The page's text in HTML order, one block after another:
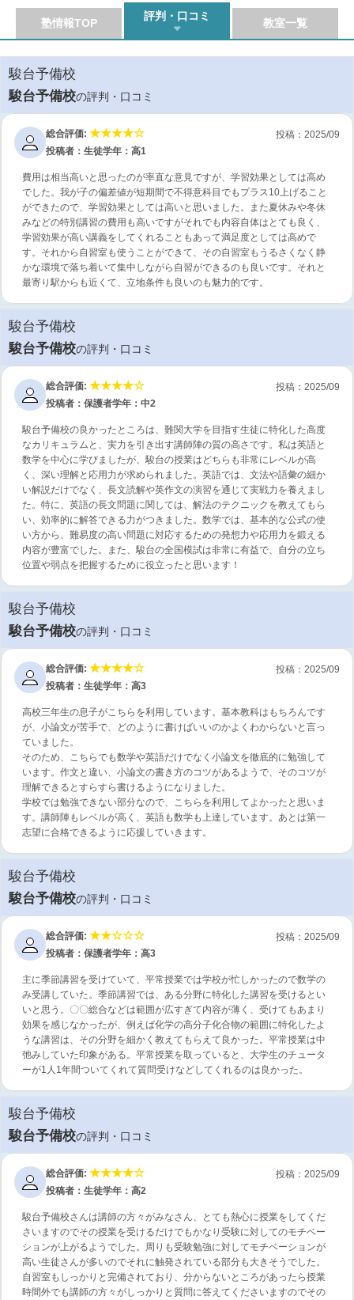
塾情報TOP
評判・口コミ
教室一覧
駿台予備校
駿台予備校の評判・口コミ
投稿：2025/09
総合評価:
投稿者：生徒学年：高1
費用は相当高いと思ったのが率直な意見ですが、学習効果としては高め
でした。我が子の偏差値が短期間で不得意科目でもプラス10上げること
ができたので、学習効果としては高いと思いました。また夏休みや冬休
みなどの特別講習の費用も高いですがそれでも内容自体はとても良く、
学習効果が高い講義をしてくれることもあって満足度としては高めで
す。それから自習室も使うことができて、その自習室もうるさくなく静
かな環境で落ち着いて集中しながら自習ができるのも良いです。それと
最寄り駅からも近くて、立地条件も良いのも魅力的です。
駿台予備校
駿台予備校の評判・口コミ
投稿：2025/09
総合評価:
投稿者：保護者学年：中2
駿台予備校の良かったところは、難関大学を目指す生徒に特化した高度
なカリキュラムと、実力を引き出す講師陣の質の高さです。私は英語と
数学を中心に学びましたが、駿台の授業はどちらも非常にレベルが高
く、深い理解と応用力が求められました。英語では、文法や語彙の細か
い解説だけでなく、長文読解や英作文の演習を通じて実戦力を養えまし
た。特に、英語の長文問題に関しては、解法のテクニックを教えてもら
い、効率的に解答できる力がつきました。数学では、基本的な公式の使
い方から、難易度の高い問題に対応するための発想力や応用力を鍛える
内容が豊富でした。また、駿台の全国模試は非常に有益で、自分の立ち
位置や弱点を把握するために役立ったと思います！
駿台予備校
駿台予備校の評判・口コミ
投稿：2025/09
総合評価:
投稿者：生徒学年：高3
高校三年生の息子がこちらを利用しています。基本教科はもちろんです
が、小論文が苦手で、どのように書けばいいのかよくわからないと言っ
ていました。
そのため、こちらでも数学や英語だけでなく小論文を徹底的に勉強して
います。作文と違い、小論文の書き方のコツがあるようで、そのコツが
理解できるとすらすら書けるようになりました。
学校では勉強できない部分なので、こちらを利用してよかったと思いま
す。講師陣もレベルが高く、英語も数学も上達しています。あとは第一
志望に合格できるように応援していきます。
駿台予備校
駿台予備校の評判・口コミ
投稿：2025/09
総合評価:
投稿者：保護者学年：高3
主に季節講習を受けていて、平常授業では学校が忙しかったので数学の
み受講していた。季節講習では、ある分野に特化した講習を受けるとい
いと思う。〇〇総合などは範囲が広すぎて内容が薄く、受けてもあまり
効果を感じなかったが、例えば化学の高分子化合物の範囲に特化したよ
うな講習は、その分野を細かく教えてもらえて良かった。平常授業は中
弛みしていた印象がある。平常授業を取っていると、大学生のチュータ
ーが1人1年間ついてくれて質問受けなどしてくれるのは良かった。
駿台予備校
駿台予備校の評判・口コミ
投稿：2025/09
総合評価:
投稿者：生徒学年：高2
駿台予備校さんは講師の方々がみなさん、とても熱心に授業をしてくだ
さいますのでその授業を受けるだけでもかなり受験に対してのモチベー
ションが上がるようでした。周りも受験勉強に対してモチベーションが
高い生徒さんが多いのでそれに触発されている部分も大きそうでした。
自習室もしっかりと完備されており、分からないところがあったら授業
時間外でも講師の方々がしっかりと質問に答えてくださいますのでその